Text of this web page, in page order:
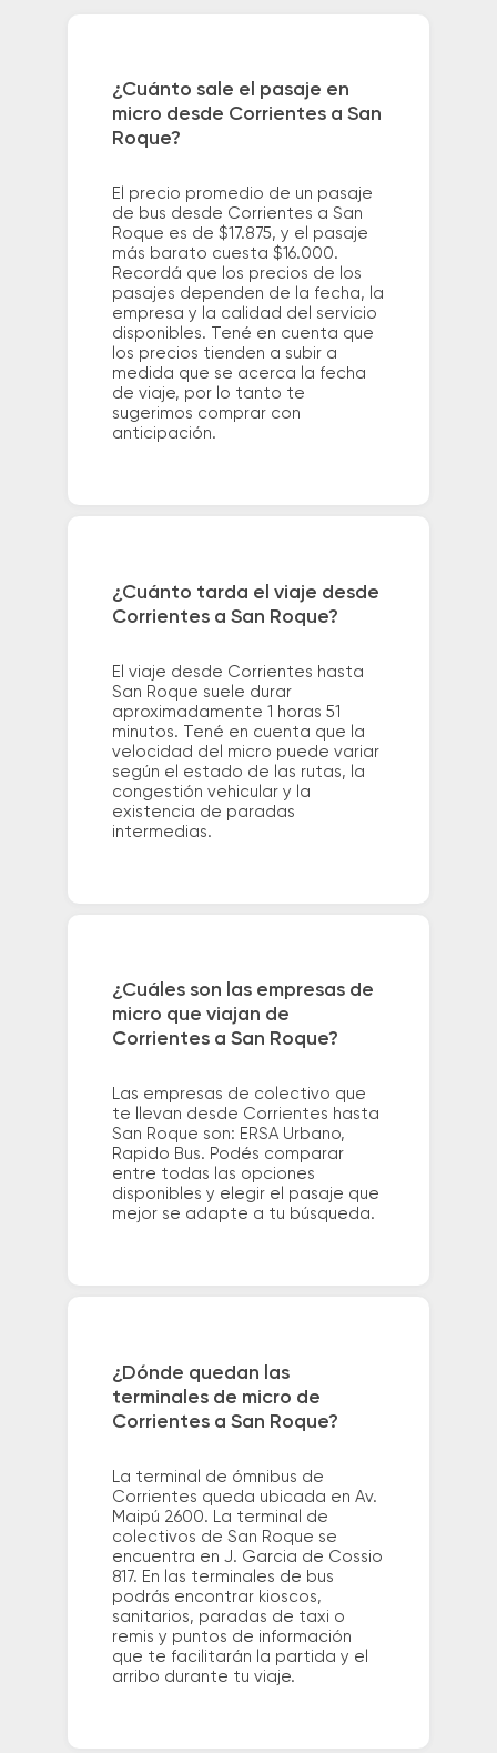
¿Cuánto sale el pasaje en
micro desde Corrientes a San
Roque?
El precio promedio de un pasaje
de bus desde Corrientes a San
Roque es de $17.875, y el pasaje
más barato cuesta $16.000.
Recordá que los precios de los
pasajes dependen de la fecha, la
empresa y la calidad del servicio
disponibles. Tené en cuenta que
los precios tienden a subir a
medida que se acerca la fecha
de viaje, por lo tanto te
sugerimos comprar con
anticipación.
¿Cuánto tarda el viaje desde
Corrientes a San Roque?
El viaje desde Corrientes hasta
San Roque suele durar
aproximadamente 1 horas 51
minutos. Tené en cuenta que la
velocidad del micro puede variar
según el estado de las rutas, la
congestión vehicular y la
existencia de paradas
intermedias.
¿Cuáles son las empresas de
micro que viajan de
Corrientes a San Roque?
Las empresas de colectivo que
te llevan desde Corrientes hasta
San Roque son: ERSA Urbano,
Rapido Bus. Podés comparar
entre todas las opciones
disponibles y elegir el pasaje que
mejor se adapte a tu búsqueda.
¿Dónde quedan las
terminales de micro de
Corrientes a San Roque?
La terminal de ómnibus de
Corrientes queda ubicada en Av.
Maipú 2600. La terminal de
colectivos de San Roque se
encuentra en J. Garcia de Cossio
817. En las terminales de bus
podrás encontrar kioscos,
sanitarios, paradas de taxi o
remis y puntos de información
que te facilitarán la partida y el
arribo durante tu viaje.